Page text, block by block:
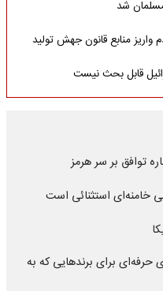
شد
منابع قانون جهش تولید
قابل بحث نیست
توافق بر سر هرمز
خامنه‌ای استثنائی است
حرفه‌ای برای برندهایی که به